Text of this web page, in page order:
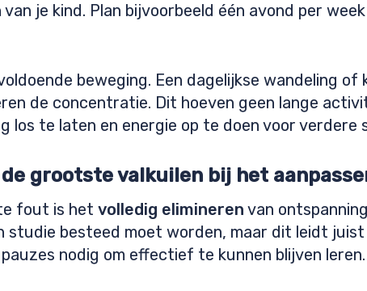
je kind. Plan bijvoorbeeld één avond per
beweging. Een dagelijkse wandeling
de concentratie. Dit hoeven geen lange
los te laten en energie op te doen voor verdere
grootste valkuilen bij het
fout is het volledig elimineren van
studie besteed moet worden, maar dit leidt
nodig om effectief te kunnen blijven leren.